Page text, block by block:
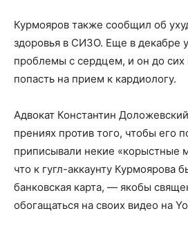
Курмояров также сообщил об
здоровья в СИЗО. Еще в декабре
проблемы с сердцем, и он до
попасть на прием к кардиологу.
Адвокат Константин
прениях против того, чтобы его
приписывали некие «корыстные
что к гугл-аккаунту Курмоярова
банковская карта, — якобы
обогащаться на своих видео на